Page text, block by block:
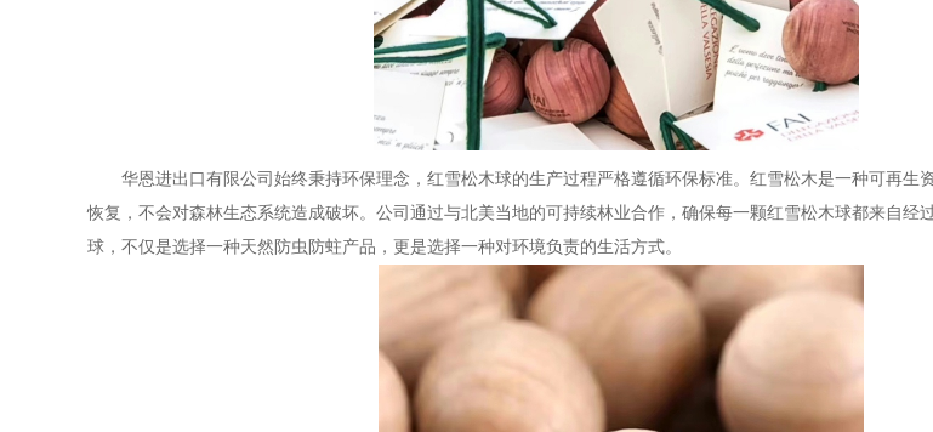
华恩进出口有限公司始终秉持环保理念，红雪松木球的生产过程严格遵循环保标准。红雪松木是一种可再生
恢复，不会对森林生态系统造成破坏。公司通过与北美当地的可持续林业合作，确保每一颗红雪松木球都来自经
球，不仅是选择一种天然防虫防蛀产品，更是选择一种对环境负责的生活方式。